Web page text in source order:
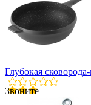
Глубокая
Звоните